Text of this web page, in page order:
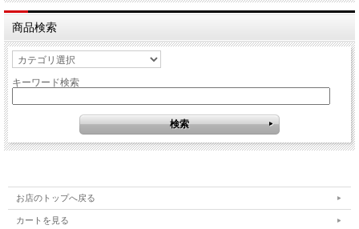
商品検索
キーワード検索
お店のトップへ戻る
カートを見る